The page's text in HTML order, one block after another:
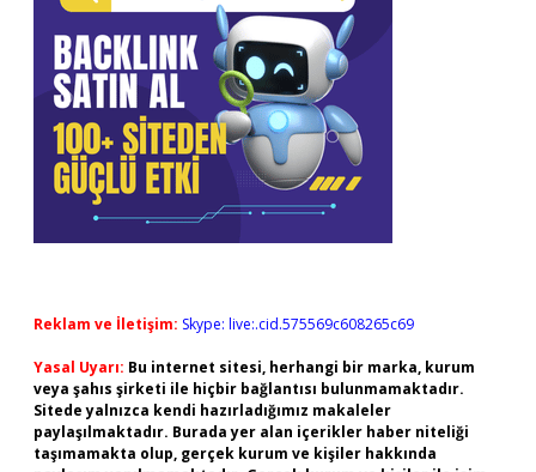
Reklam ve İletişim: Skype: live:.cid.575569c608265c69
Yasal Uyarı: Bu internet sitesi, herhangi bir marka, kurum
veya şahıs şirketi ile hiçbir bağlantısı bulunmamaktadır.
Sitede yalnızca kendi hazırladığımız makaleler
paylaşılmaktadır. Burada yer alan içerikler haber niteliği
taşımamakta olup, gerçek kurum ve kişiler hakkında